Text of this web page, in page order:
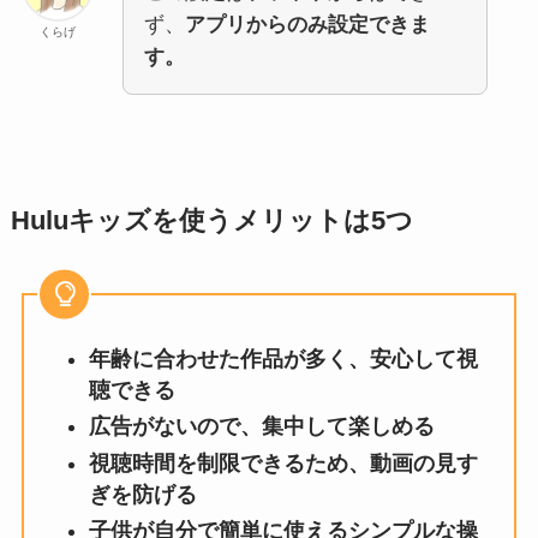
くらげ
ず、 アプリからのみ設定できま
す。
Huluキッズを使うメリットは5つ
年齢に合わせた作品が多く、安心して視
聴できる
広告がないので、集中して楽しめる
視聴時間を制限できるため、動画の見す
ぎを防げる
子供が自分で簡単に使えるシンプルな操